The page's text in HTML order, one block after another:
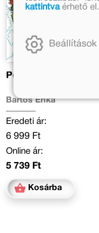
Pest szíve
Bartos Erika
Eredeti ár:
6 999 Ft
Online ár:
5 739 Ft
Kosárba
kattintvaérhető el.
Beállítások